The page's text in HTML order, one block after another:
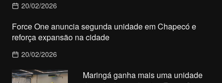
20/02/2026
Force One anuncia segunda unidade em Chapecó e
reforça expansão na cidade
20/02/2026
Maringá ganha mais uma unidade